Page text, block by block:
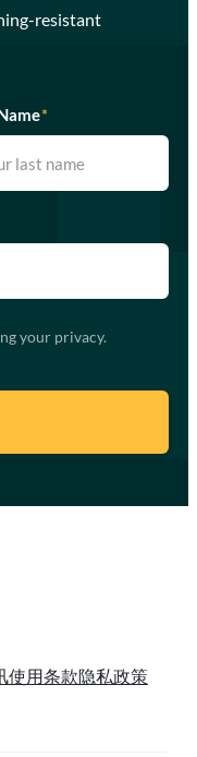
resistant
*
your privacy.
使用条款隐私政策